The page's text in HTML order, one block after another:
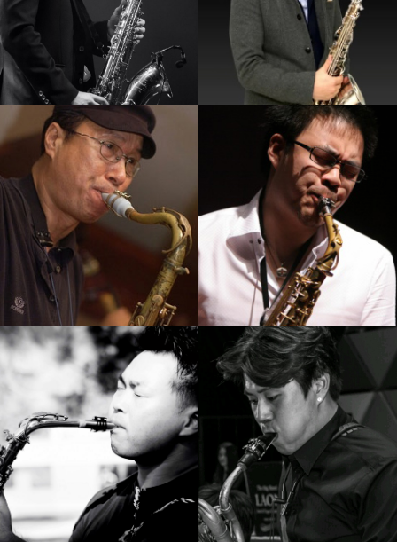
신강균
강의보기
김병우
강의보기
임민택
강의보기
손민
강의보기
석성노
강의보기
박규현
강의보기